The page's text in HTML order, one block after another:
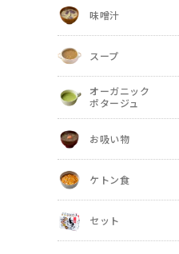
味噌汁
スープ
オーガニック
ポタージュ
お吸い物
ケトン食
セット